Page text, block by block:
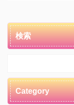
からもどうぞよ
検索
Category